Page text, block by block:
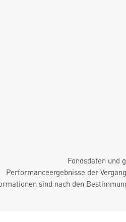
Fondsdaten und
Performanceergebnisse der
sind nach den